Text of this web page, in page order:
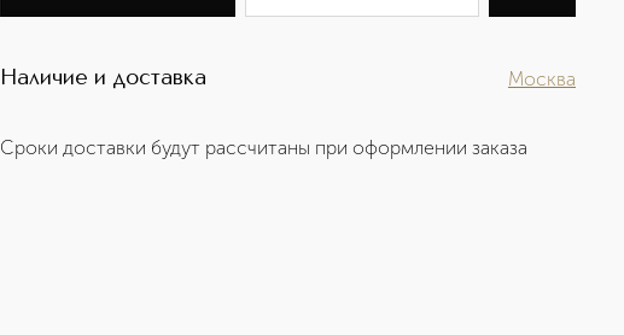
Наличие и доставка Москва
Сроки доставки будут рассчитаны при оформлении заказа